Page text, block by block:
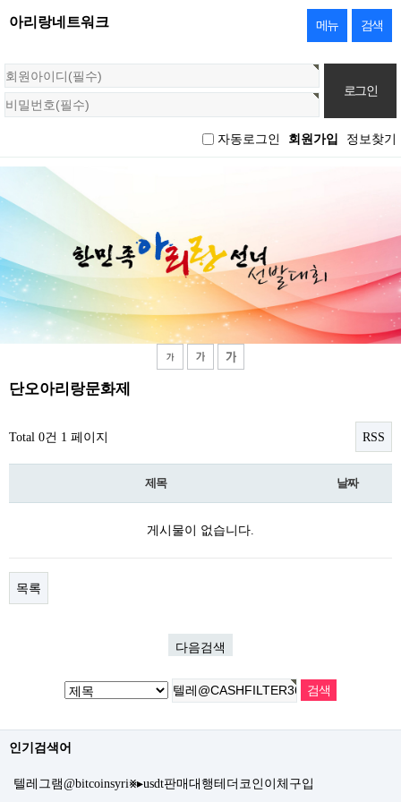
아리랑네트워크 메뉴 검색
회
원
로
자동로그인 회원가입 정보찾기
단오아리랑문화제
Total 0건 1 페이지 RSS
제목 날짜
게시물이 없습니다.
목록
다음검색
인기검색어
텔레그램@bitcoinsyri⨳▸usdt판매대행테더코인이체구입